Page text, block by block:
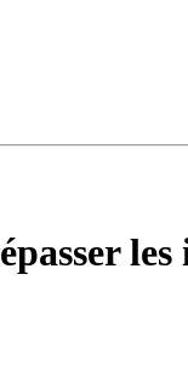
les